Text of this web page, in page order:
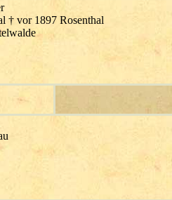
† vor 1897 Rosenthal